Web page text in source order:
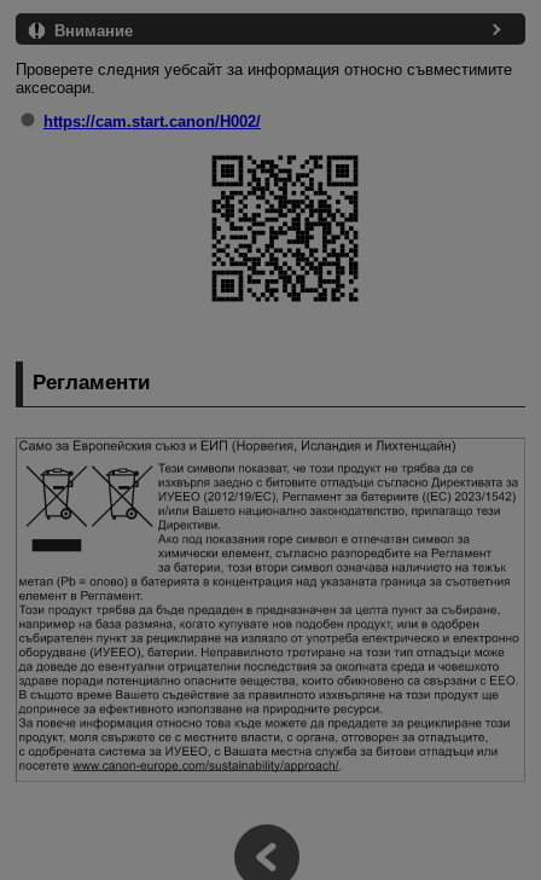
Внимание
Проверете следния уебсайт за информация относно съвместимите
аксесоари.
https://cam.start.canon/H002/
Регламенти